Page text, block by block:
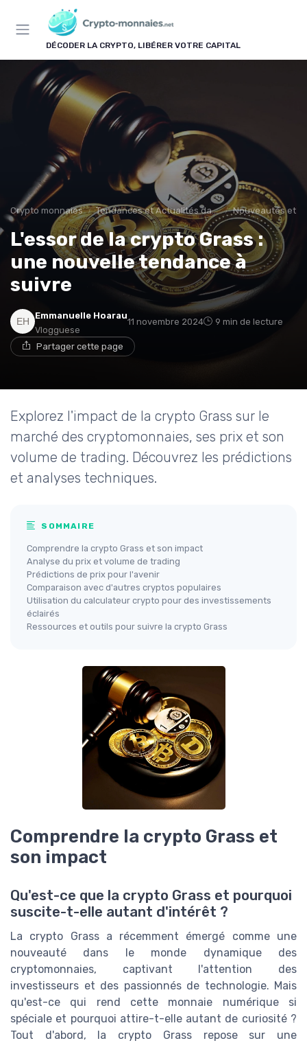
DÉCODER LA CRYPTO, LIBÉRER VOTRE CAPITAL
Crypto monnaies Tendances et Actualités dans les cryptomonnaies Nouveautés et
L'essor de la crypto Grass :
une nouvelle tendance à
suivre
Emmanuelle Hoarau
Vlogguese
11 novembre 2024 9 min de lecture
Partager cette page
Explorez l'impact de la crypto Grass sur le
marché des cryptomonnaies, ses prix et son
volume de trading. Découvrez les prédictions
et analyses techniques.
SOMMAIRE
Comprendre la crypto Grass et son impact
Analyse du prix et volume de trading
Prédictions de prix pour l'avenir
Comparaison avec d'autres cryptos populaires
Utilisation du calculateur crypto pour des investissements
éclairés
Ressources et outils pour suivre la crypto Grass
Comprendre la crypto Grass et
son impact
Qu'est-ce que la crypto Grass et pourquoi
suscite-t-elle autant d'intérêt ?
La crypto Grass a récemment émergé comme une
nouveauté dans le monde dynamique des
cryptomonnaies, captivant l'attention des
investisseurs et des passionnés de technologie. Mais
qu'est-ce qui rend cette monnaie numérique si
spéciale et pourquoi attire-t-elle autant de curiosité ?
Tout d'abord, la crypto Grass repose sur une
Panneau de gestion des cookies